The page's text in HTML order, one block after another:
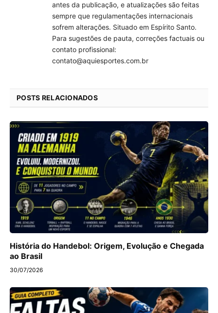
antes da publicação, e atualizações são feitas
sempre que regulamentações internacionais
sofrem alterações. Situado em Espírito Santo.
Para sugestões de pauta, correções factuais ou
contato profissional:
contato@aquiesportes.com.br
POSTS RELACIONADOS
História do Handebol: Origem, Evolução e Chegada
ao Brasil
30/07/2026